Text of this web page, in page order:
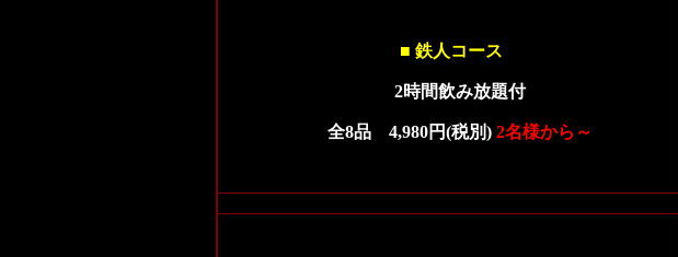
■ 鉄人コース
2時間飲み放題付
全8品 4,980円(税別) 2名様から～